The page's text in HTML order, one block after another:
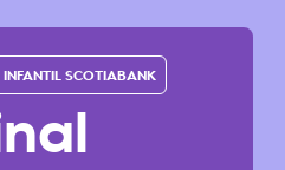
SCOTIABANK